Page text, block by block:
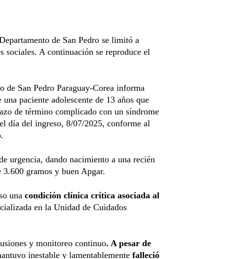
de San Pedro se limitó a
sociales. A continuación se reproduce el
de San Pedro Paraguay-Corea informa
paciente adolescente de 13 años que
de término complicado con un síndrome
día del ingreso, 8/07/2025, conforme al
.
urgencia, dando nacimiento a una recién
gramos y buen Apgar.
una condición clínica crítica asociada al
en la Unidad de Cuidados
y monitoreo continuo. A pesar de
inestable y lamentablemente falleció